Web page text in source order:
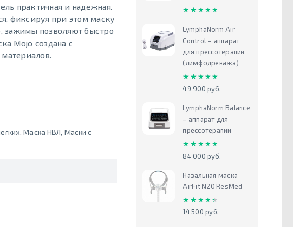
практичная и надежная.
фиксируя при этом маску
зажимы позволяют быстро
Mojo создана с
,Маска НВЛ, Маски с
★★★★★
★★★★★
LymphaNorm Air
Control – аппарат
для прессотерапии
(лимфодренажа)
★★★★★
★★★★★
49 900 руб.
LymphaNorm Balance
– аппарат для
прессотерапии
★★★★★
★★★★★
84 000 руб.
Назальная маска
AirFit N20 ResMed
★★★★★
★★★★★
14 500 руб.